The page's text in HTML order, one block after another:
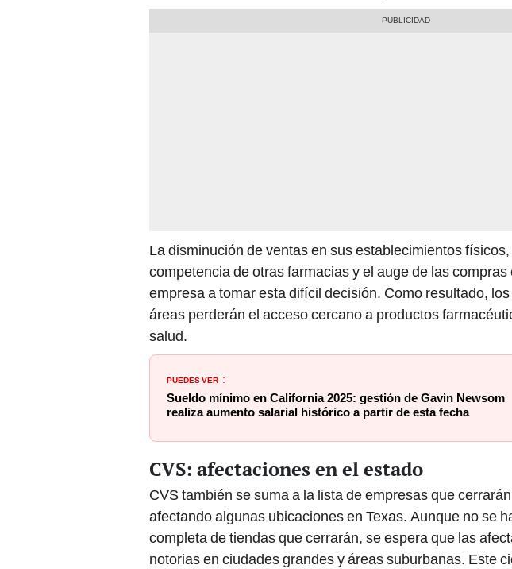
La disminución de ventas en sus establecimientos
competencia de otras farmacias y el auge de las
empresa a tomar esta difícil decisión. Como resultado,
áreas perderán el acceso cercano a productos
salud.
PUEDES VER :
Sueldo mínimo en California 2025: gestión de Gavin Newsom
realiza aumento salarial histórico a partir de esta fecha
CVS: afectaciones en el estado
CVS también se suma a la lista de empresas que
afectando algunas ubicaciones en Texas. Aunque no se
completa de tiendas que cerrarán, se espera que las
notorias en ciudades grandes y áreas suburbanas. Este